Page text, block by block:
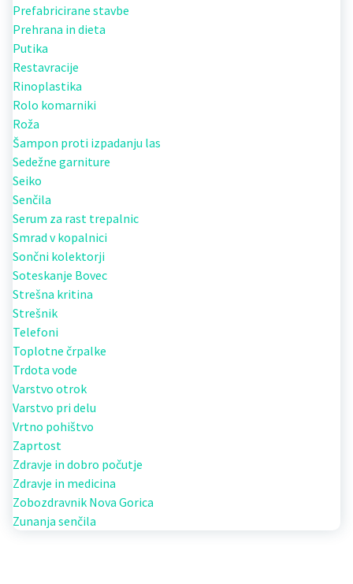
Prefabricirane stavbe
Prehrana in dieta
Putika
Restavracije
Rinoplastika
Rolo komarniki
Roža
Šampon proti izpadanju las
Sedežne garniture
Seiko
Senčila
Serum za rast trepalnic
Smrad v kopalnici
Sončni kolektorji
Soteskanje Bovec
Strešna kritina
Strešnik
Telefoni
Toplotne črpalke
Trdota vode
Varstvo otrok
Varstvo pri delu
Vrtno pohištvo
Zaprtost
Zdravje in dobro počutje
Zdravje in medicina
Zobozdravnik Nova Gorica
Zunanja senčila